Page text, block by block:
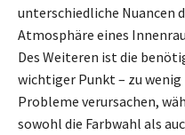
unterschiedliche Nuancen
Atmosphäre eines
Des Weiteren ist die
wichtiger Punkt – zu
Probleme verursachen,
sowohl die Farbwahl als